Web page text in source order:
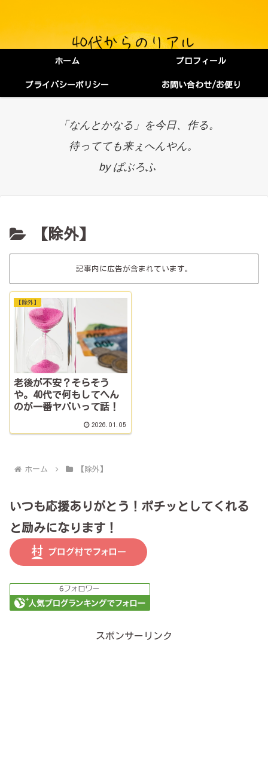
ホーム プロフィール
プライバシーポリシー お問い合わせ/お便り
「なんとかなる」を今日、作る。
待ってても来ぇへんやん。
by ぱぶろふ
【除外】
記事内に広告が含まれています。
【除外】
老後が不安？そらそう
や。40代で何もしてへん
のが一番ヤバいって話！
2026.01.05
ホーム 【除外】
いつも応援ありがとう！ポチッとしてくれる
と励みになります！
スポンサーリンク